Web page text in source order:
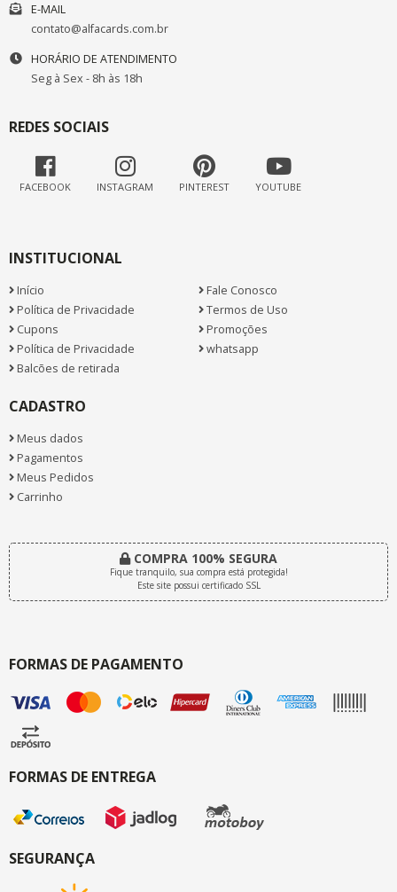
E-MAIL
contato@alfacards.com.br
HORÁRIO DE ATENDIMENTO
Seg à Sex - 8h às 18h
REDES SOCIAIS
FACEBOOK INSTAGRAM PINTEREST YOUTUBE
INSTITUCIONAL
Início
Fale Conosco
Política de Privacidade
Termos de Uso
Cupons
Promoções
Política de Privacidade
whatsapp
Balcões de retirada
CADASTRO
Meus dados
Pagamentos
Meus Pedidos
Carrinho
COMPRA 100% SEGURA
Fique tranquilo, sua compra está protegida!
Este site possui certificado SSL
FORMAS DE PAGAMENTO
FORMAS DE ENTREGA
SEGURANÇA